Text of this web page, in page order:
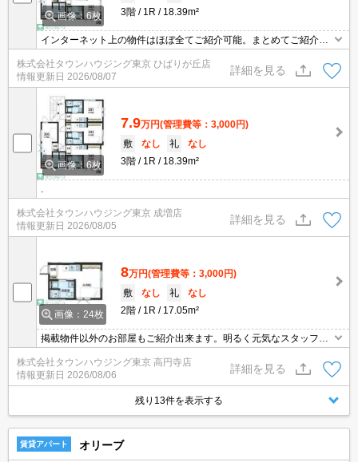
画像：6枚
3階
1R 18.39m²
インターネット上の物件はほぼ全てご紹介可能。まとめてご紹介致
します。お気軽にお問合せください。お部屋探しは情報量地域ナン
バー1のタウンハウジングまで。
株式会社タウンハウジング東京 ひばりが丘店
情報更新日 2026/08/07
詳細を見る
画像：6枚
7.9万円(管理費等：3,000円)
敷
なし 礼
なし
3階
1R 18.39m²
株式会社タウンハウジング東京 成増店
情報更新日 2026/08/05
詳細を見る
画像：24枚
8万円(管理費等：3,000円)
敷
なし 礼
なし
2階
1R 17.05m²
掲載物件以外のお部屋もご紹介出来ます。明るく元気なスタッフが
丁寧にご対応させていただきます。オンラインで見学・接客可能で
す！お気軽にお問い合わせ下さい☆★
株式会社タウンハウジング東京 高円寺店
情報更新日 2026/08/06
詳細を見る
残り13件を表示する
賃貸アパート オリーブ